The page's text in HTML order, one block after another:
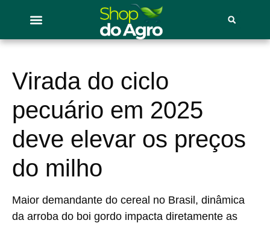
Virada do ciclo
pecuário em 2025
deve elevar os preços
do milho
Maior demandante do cereal no Brasil, dinâmica
da arroba do boi gordo impacta diretamente as